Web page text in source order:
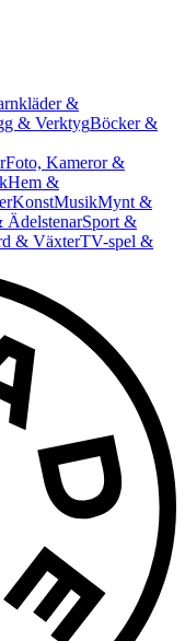
&
& VerktygBöcker &
Foto, Kameror &
Hem &
KonstMusikMynt &
ÄdelstenarSport &
& VäxterTV-spel &